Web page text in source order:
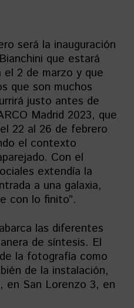
será la inauguración
que estará
2 de marzo y que
que son muchos
justo antes de
Madrid 2023, que
22 al 26 de febrero
el contexto
Con el
extendía la
a una galaxia,
con lo finito”.
las diferentes
de síntesis. El
la fotografía como
de la instalación,
en San Lorenzo 3, en